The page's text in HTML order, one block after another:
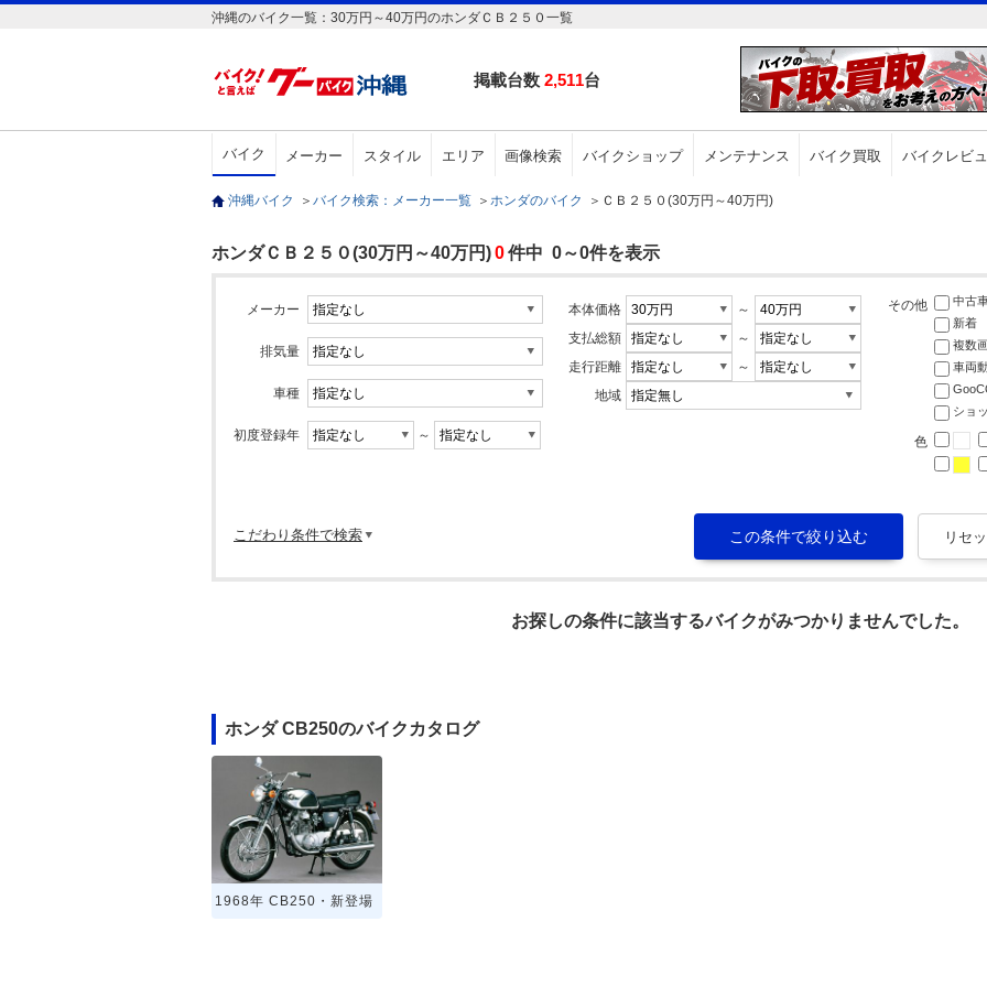
沖縄のバイク一覧：30万円～40万円のホンダＣＢ２５０一覧
掲載台数 2,511台
バイク メーカー スタイル エリア 画像検索 バイクショップ メンテナンス バイク買取 バイクレビ
沖縄バイク ＞ バイク検索：メーカー一覧 ＞ ホンダのバイク ＞ ＣＢ２５０(30万円～40万円)
ホンダＣＢ２５０(30万円～40万円)0件中 0～0件を表示
メーカー
排気量
車種
初度登録年 ～
本体価格
～
支払総額
～
走行距離
～
地域
その他 中古
新着
複数
車両
ショ
色
こだわり条件で検索
お探しの条件に該当するバイクがみつかりませんでした。
ホンダ CB250のバイクカタログ
1968年 CB250・新登場